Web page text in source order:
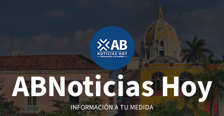
ABNoticias Hoy
INFORMACIÓN A TU MEDIDA